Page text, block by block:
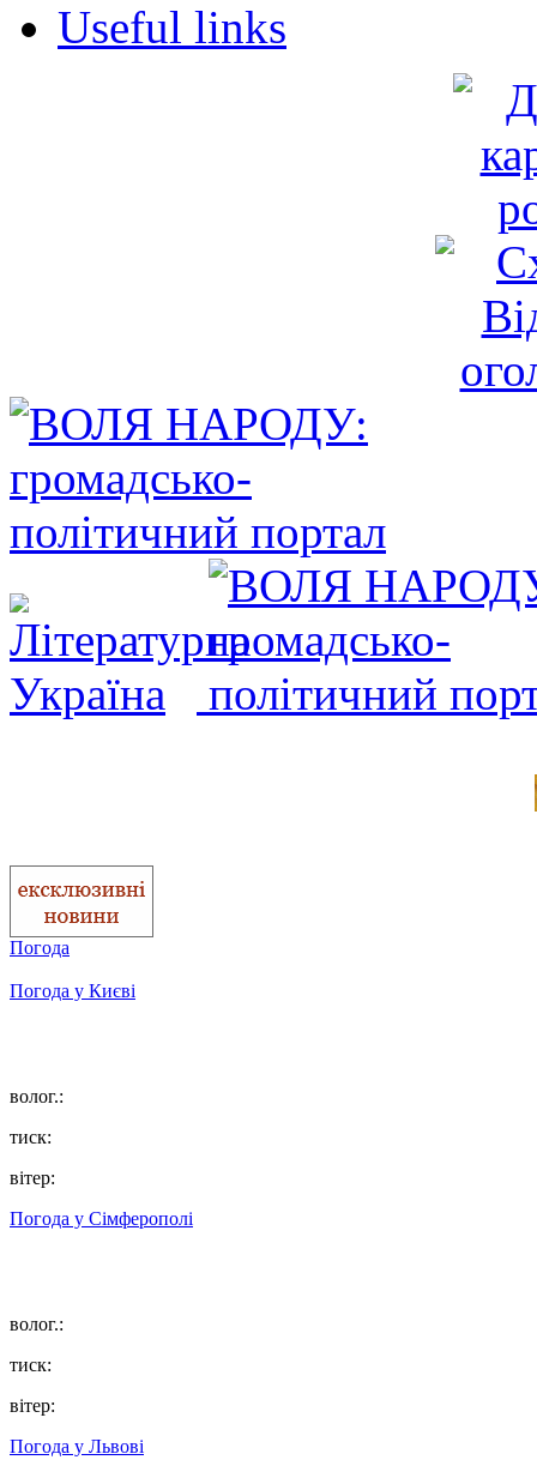
Useful links
Погода
Погода у Києві
волог.:
тиск:
вітер:
Погода у Сімферополі
волог.:
тиск:
вітер:
Погода у Львові